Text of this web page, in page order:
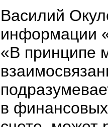
Василий
информации
«В принципе
в